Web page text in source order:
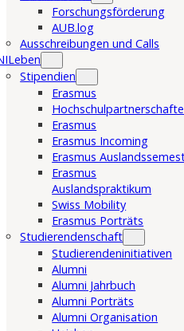
Forschungsförderung
AUB.log
Ausschreibungen und Calls
Stipendien
Erasmus
Erasmus
Erasmus Incoming
Erasmus
Erasmus
Auslandspraktikum
Swiss Mobility
Erasmus Porträts
Studierendenschaft
Studierendeninitiativen
Alumni
Alumni Jahrbuch
Alumni Porträts
Alumni Organisation